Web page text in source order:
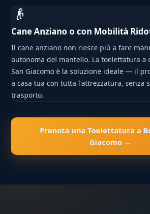
👴
Cane Anziano o con Mobilità
Il cane anziano non riesce più a fare
autonoma del mantello. La toelettatura a
San Giacomo è la soluzione ideale — il
a casa tua con tutta l'attrezzatura, senza
trasporto.
Prenota una Toelettatura a
Giacomo →